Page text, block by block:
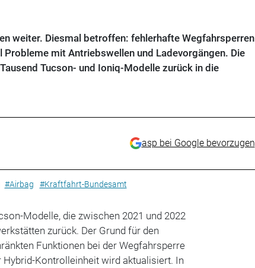
weiter. Diesmal betroffen: fehlerhafte Wegfahrsperren
mit Antriebswellen und Ladevorgängen. Die
Tucson- und Ioniq-Modelle zurück in die
asp bei Google bevorzugen
#Airbag #Kraftfahrt-Bundesamt
Modelle, die zwischen 2021 und 2022
zurück. Der Grund für den
Funktionen bei der Wegfahrsperre
Hybrid-Kontrolleinheit wird aktualisiert. In